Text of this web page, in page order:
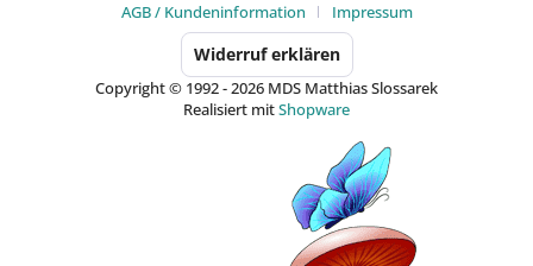
AGB / Kundeninformation
Impressum
Widerruf erklären
Copyright © 1992 - 2026 MDS Matthias Slossarek
Realisiert mitShopware